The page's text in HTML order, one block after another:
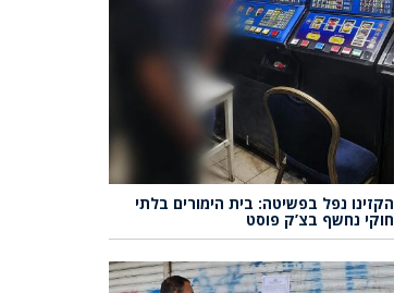
הקזינו נפל בפשיטה: בית הימורים בלתי
חוקי נחשף בצ’ק פוסט